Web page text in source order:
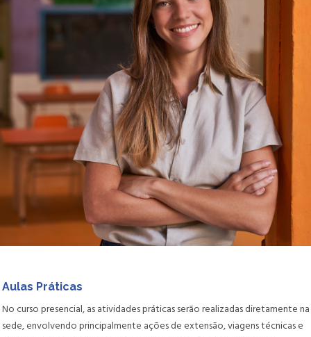
Aulas Práticas
No curso presencial, as atividades práticas serão realizadas diretamente na
sede, envolvendo principalmente ações de extensão, viagens técnicas e